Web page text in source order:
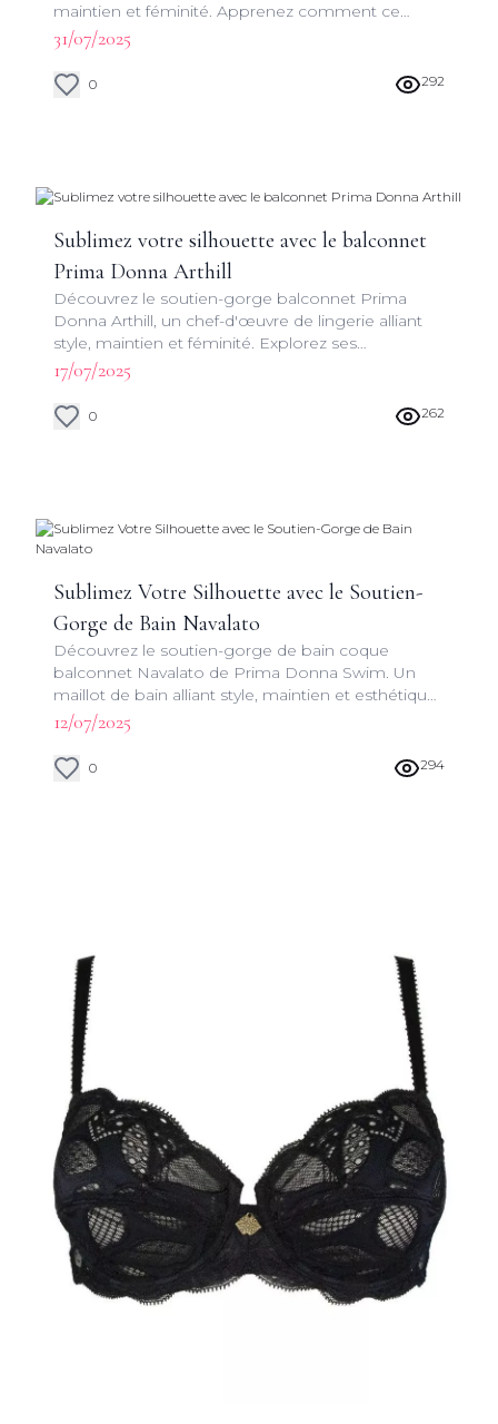
maintien et féminité. Apprenez comment ce
modèle peut transformer votre garde-robe et
booster votre confiance.
31/07/2025
0 292
Sublimez votre silhouette avec le balconnet
Prima Donna Arthill
Découvrez le soutien-gorge balconnet Prima
Donna Arthill, un chef-d'œuvre de lingerie alliant
style, maintien et féminité. Explorez ses
caractéristiques uniques et apprenez à le choisir
pour une allure irrésistible.
17/07/2025
0 262
Sublimez Votre Silhouette avec le Soutien-
Gorge de Bain Navalato
Découvrez le soutien-gorge de bain coque
balconnet Navalato de Prima Donna Swim. Un
maillot de bain alliant style, maintien et esthétique
pour une silhouette sublimée au bord de la
piscine ou à la plage.
12/07/2025
0 294